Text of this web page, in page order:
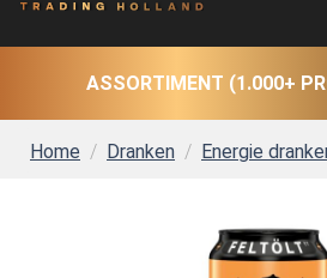
ASSORTIMENT (1.000+
Home Dranken Energie